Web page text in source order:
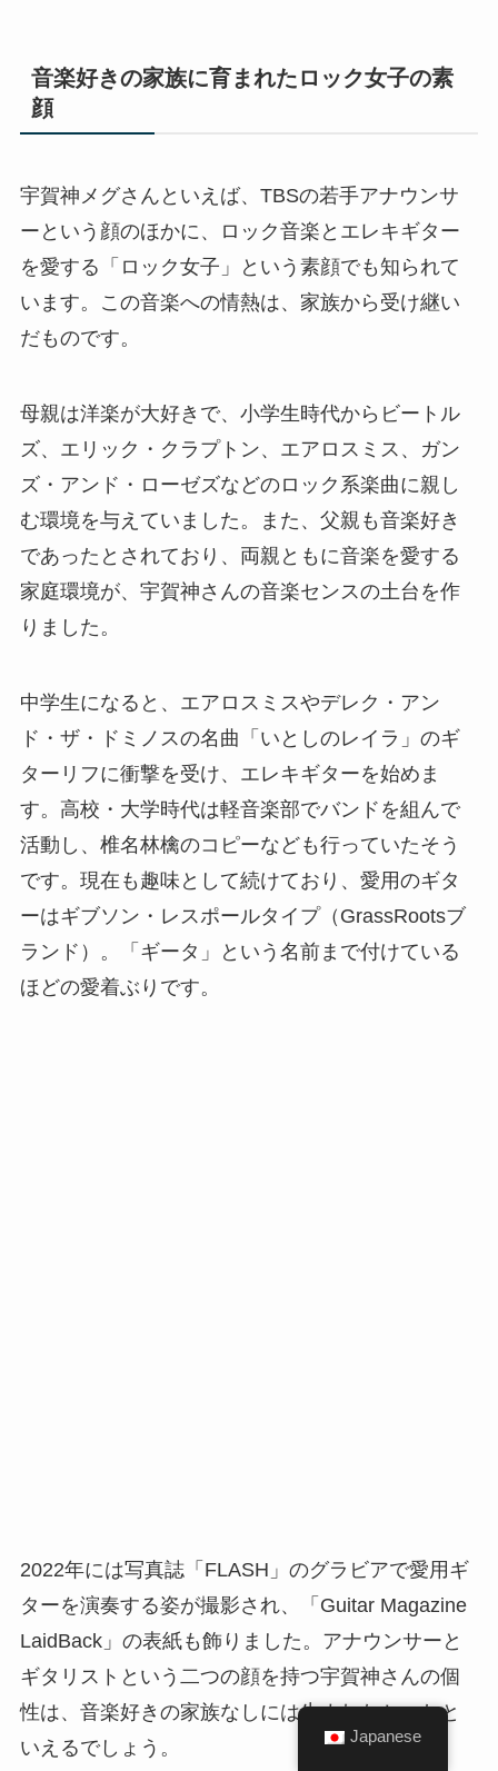
音楽好きの家族に育まれたロック女子の素
顔
宇賀神メグさんといえば、TBSの若手アナウンサ
ーという顔のほかに、ロック音楽とエレキギター
を愛する「ロック女子」という素顔でも知られて
います。この音楽への情熱は、家族から受け継い
だものです。
母親は洋楽が大好きで、小学生時代からビートル
ズ、エリック・クラプトン、エアロスミス、ガン
ズ・アンド・ローゼズなどのロック系楽曲に親し
む環境を与えていました。また、父親も音楽好き
であったとされており、両親ともに音楽を愛する
家庭環境が、宇賀神さんの音楽センスの土台を作
りました。
中学生になると、エアロスミスやデレク・アン
ド・ザ・ドミノスの名曲「いとしのレイラ」のギ
ターリフに衝撃を受け、エレキギターを始めま
す。高校・大学時代は軽音楽部でバンドを組んで
活動し、椎名林檎のコピーなども行っていたそう
です。現在も趣味として続けており、愛用のギタ
ーはギブソン・レスポールタイプ（GrassRootsブ
ランド）。「ギータ」という名前まで付けている
ほどの愛着ぶりです。
2022年には写真誌「FLASH」のグラビアで愛用ギ
ターを演奏する姿が撮影され、「Guitar Magazine
LaidBack」の表紙も飾りました。アナウンサーと
ギタリストという二つの顔を持つ宇賀神さんの個
性は、音楽好きの家族なしには生まれなかったと
いえるでしょう。
Japanese